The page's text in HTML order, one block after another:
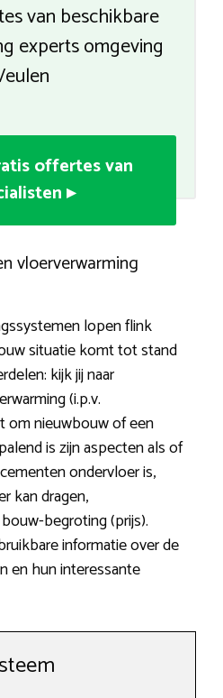
van beschikbare
experts omgeving
offertes van
▸
vloerverwarming
lopen flink
situatie komt tot stand
kijk jij naar
(i.p.v.
om nieuwbouw of een
is zijn aspecten als of
ondervloer is,
kan dragen,
begroting (prijs).
informatie over de
en hun interessante